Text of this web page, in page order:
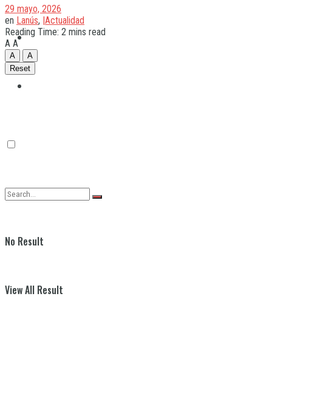
Quilmes
No Result
View All Result
29 mayo, 2026
en Lanús, |Actualidad
Reading Time: 2 mins read
A A
A
A
Reset